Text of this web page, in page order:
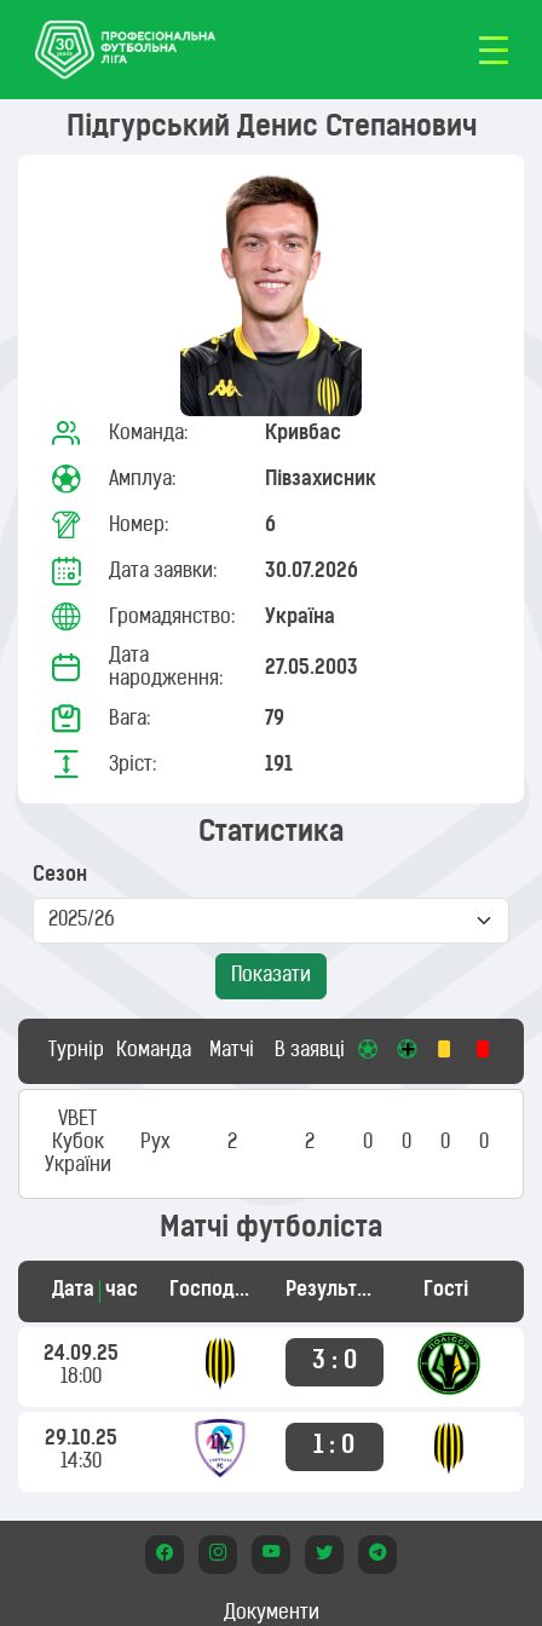
Підгурський Денис Степанович
Команда: Кривбас
Амплуа: Півзахисник
Номер: 6
Дата заявки: 30.07.2026
Громадянство: Україна
Дата
народження:
27.05.2003
Вага: 79
Зріст: 191
Статистика
Сезон
Показати
Турнір Команда Матчі В заявці
VBET
Кубок
України
Рух 2 2 0 0 0 0
Матчі футболіста
Дата час Господарі Результат Гості
24.09.25
18:00
3 : 0
29.10.25
14:30
1 : 0
Документи